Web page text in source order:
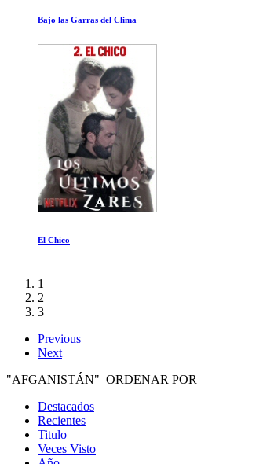
La crisalida
Mentes Maestras
1
2
3
Previous
Next
"AFGANISTÁN" ORDENAR POR
Destacados
Recientes
Titulo
Veces Visto